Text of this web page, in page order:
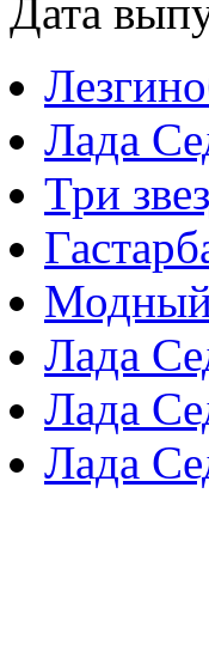
Дата
Лада
Три
Модный
Лада
Лада
Лада